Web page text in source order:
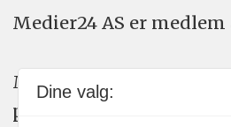
Medier24 AS er medlem
Medier24 arbeider etter
plakatens regler for god
Dine valg: